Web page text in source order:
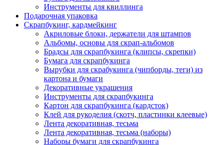
Инструменты для квиллинга
Подарочная упаковка
Скрапбукинг, кардмейкинг
Акриловые блоки, держатели для штампов
Альбомы, основы для скрап-альбомов
Брадсы для скрапбукинга (клипсы, скрепки)
Бумага для скрапбукинга
Вырубки для скрабукинга (чипборды, теги) из
картона и бумаги
Декоративные украшения
Инструменты для скрапбукинга
Картон для скрапбукинга (кардсток)
Клей для рукоделия (скотч, пластинки клеевые)
Лента декоративная, тесьма
Лента декоративная, тесьма (наборы)
Наборы бумаги для скрапбукинга